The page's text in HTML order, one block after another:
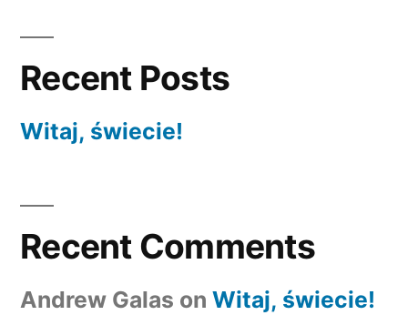
Recent Posts
Witaj, świecie!
Recent Comments
Andrew Galas on Witaj, świecie!